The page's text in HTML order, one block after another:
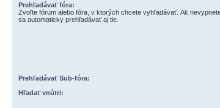
Prehľadávať fóra:
Zvoľte fórum alebo fóra, v ktorých chcete vyhľadávať. Ak
sa automaticky prehľadávať aj tie.
Prehľadávať Sub-fóra:
Hľadať vnútri: